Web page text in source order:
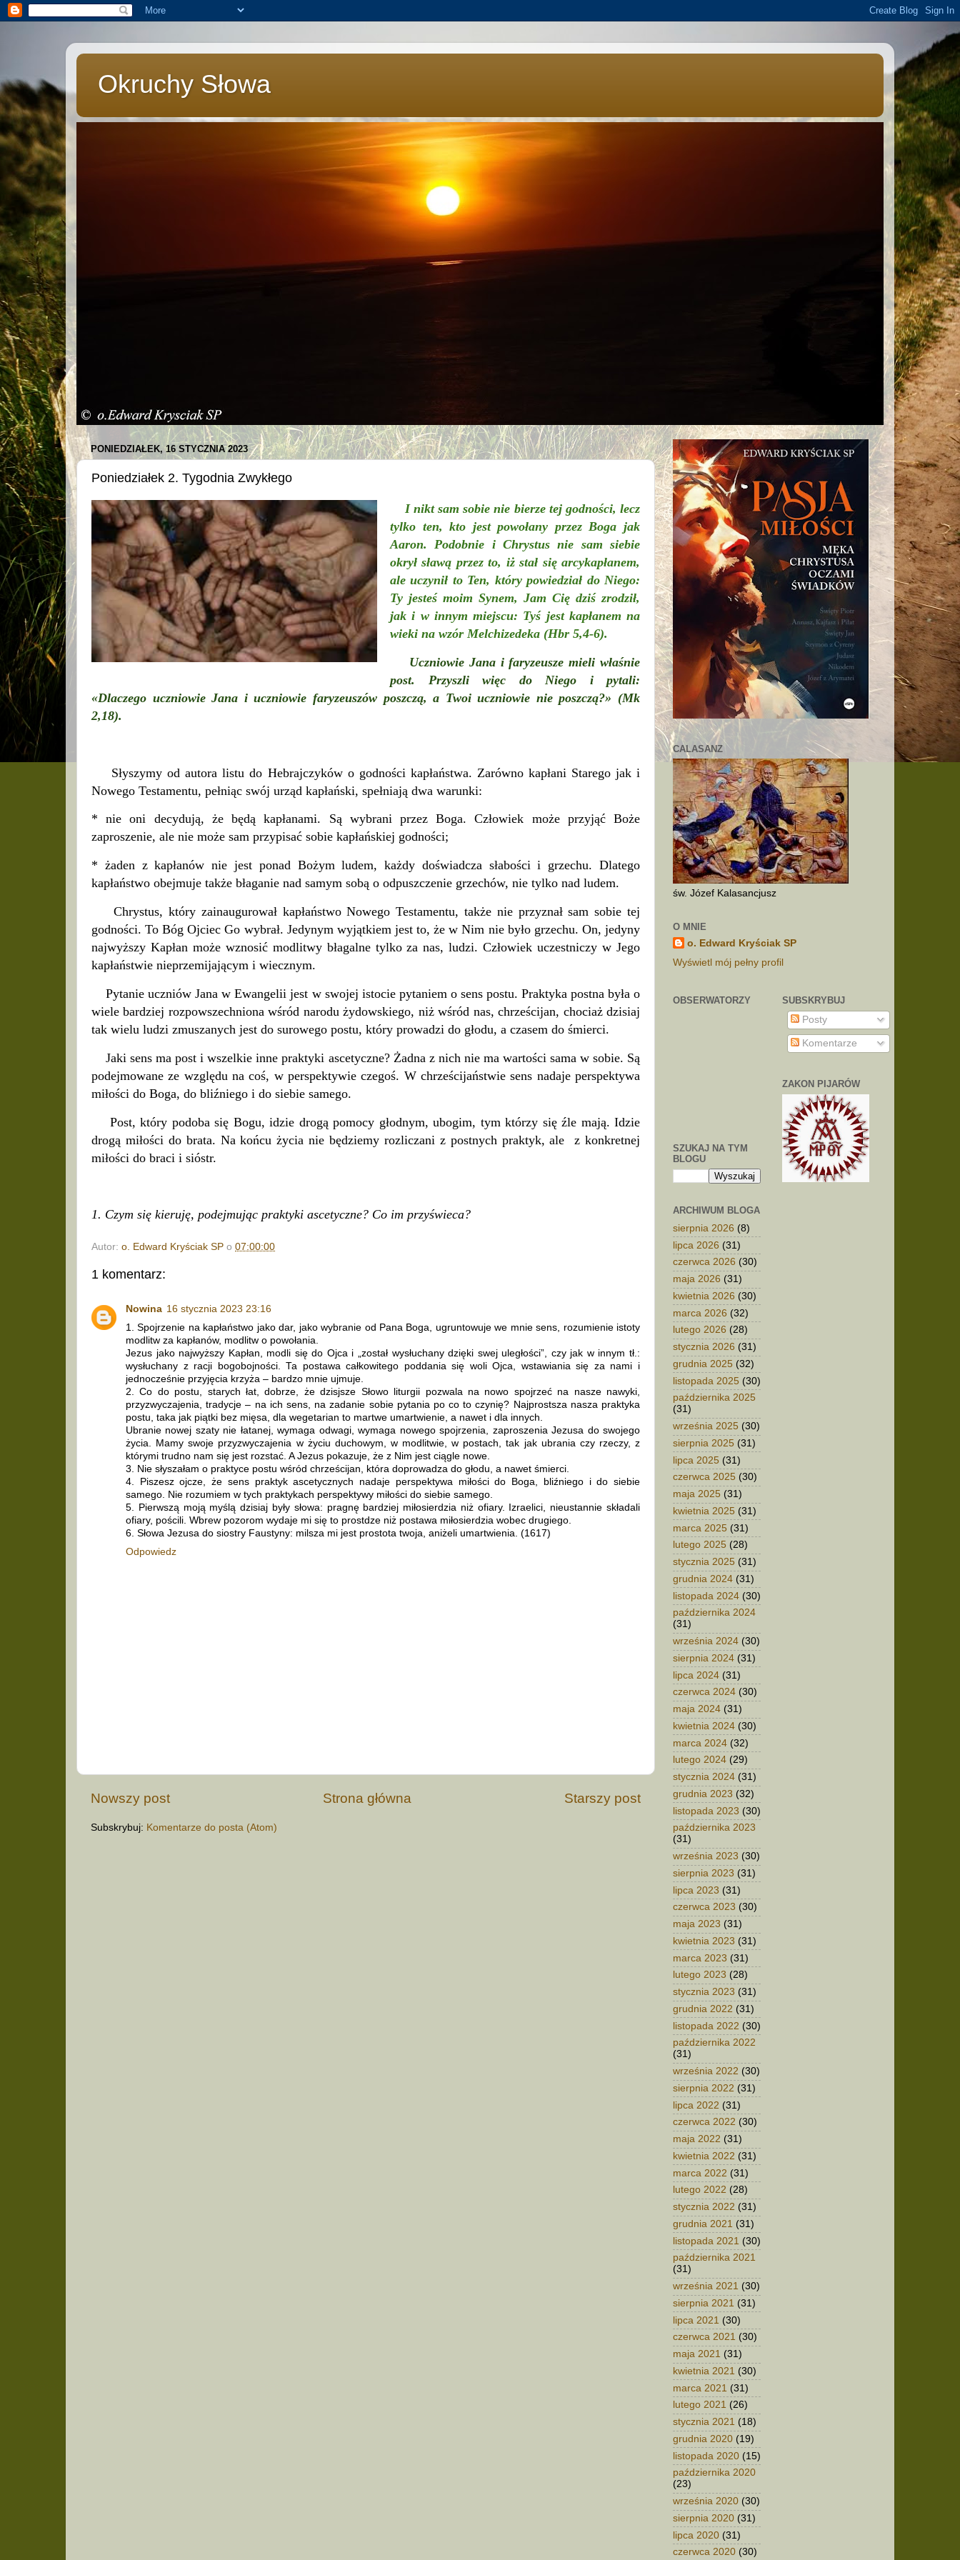
Okruchy Słowa
PONIEDZIAŁEK, 16 STYCZNIA 2023
Poniedziałek 2. Tygodnia Zwykłego
I nikt sam sobie nie bierze tej godności, lecz
tylko ten, kto jest powołany przez Boga jak
Aaron. Podobnie i Chrystus nie sam siebie
okrył sławą przez to, iż stał się arcykapłanem,
ale uczynił to Ten, który powiedział do Niego:
Ty jesteś moim Synem, Jam Cię dziś zrodził,
jak i w innym miejscu: Tyś jest kapłanem na
wieki na wzór Melchizedeka (Hbr 5,4-6).
Uczniowie Jana i faryzeusze mieli właśnie
post. Przyszli więc do Niego i pytali:
«Dlaczego uczniowie Jana i uczniowie faryzeuszów poszczą, a Twoi uczniowie nie poszczą?» (Mk
2,18).
Słyszymy od autora listu do Hebrajczyków o godności kapłaństwa. Zarówno kapłani Starego jak i
Nowego Testamentu, pełniąc swój urząd kapłański, spełniają dwa warunki:
* nie oni decydują, że będą kapłanami. Są wybrani przez Boga. Człowiek może przyjąć Boże
zaproszenie, ale nie może sam przypisać sobie kapłańskiej godności;
* żaden z kapłanów nie jest ponad Bożym ludem, każdy doświadcza słabości i grzechu. Dlatego
kapłaństwo obejmuje także błaganie nad samym sobą o odpuszczenie grzechów, nie tylko nad ludem.
Chrystus, który zainaugurował kapłaństwo Nowego Testamentu, także nie przyznał sam sobie tej
godności. To Bóg Ojciec Go wybrał. Jedynym wyjątkiem jest to, że w Nim nie było grzechu. On, jedyny
najwyższy Kapłan może wznosić modlitwy błagalne tylko za nas, ludzi. Człowiek uczestniczy w Jego
kapłaństwie nieprzemijającym i wiecznym.
Pytanie uczniów Jana w Ewangelii jest w swojej istocie pytaniem o sens postu. Praktyka postna była o
wiele bardziej rozpowszechniona wśród narodu żydowskiego, niż wśród nas, chrześcijan, chociaż dzisiaj
tak wielu ludzi zmuszanych jest do surowego postu, który prowadzi do głodu, a czasem do śmierci.
Jaki sens ma post i wszelkie inne praktyki ascetyczne? Żadna z nich nie ma wartości sama w sobie. Są
podejmowane ze względu na coś, w perspektywie czegoś. W chrześcijaństwie sens nadaje perspektywa
miłości do Boga, do bliźniego i do siebie samego.
Post, który podoba się Bogu, idzie drogą pomocy głodnym, ubogim, tym którzy się źle mają. Idzie
drogą miłości do brata. Na końcu życia nie będziemy rozliczani z postnych praktyk, ale z konkretnej
miłości do braci i sióstr.
1. Czym się kieruję, podejmując praktyki ascetyczne? Co im przyświeca?
Autor: o. Edward Kryściak SP o 07:00:00
1 komentarz:
Nowina 16 stycznia 2023 23:16
1. Spojrzenie na kapłaństwo jako dar, jako wybranie od Pana Boga, ugruntowuje we mnie sens, rozumienie istoty
modlitw za kapłanów, modlitw o powołania.
Jezus jako najwyższy Kapłan, modli się do Ojca i „został wysłuchany dzięki swej uległości”, czy jak w innym tł.:
wysłuchany z racji bogobojności. Ta postawa całkowitego poddania się woli Ojca, wstawiania się za nami i
jednocześnie przyjęcia krzyża – bardzo mnie ujmuje.
2. Co do postu, starych łat, dobrze, że dzisjsze Słowo liturgii pozwala na nowo spojrzeć na nasze nawyki,
przyzwyczajenia, tradycje – na ich sens, na zadanie sobie pytania po co to czynię? Najprostsza nasza praktyka
postu, taka jak piątki bez mięsa, dla wegetarian to martwe umartwienie, a nawet i dla innych.
Ubranie nowej szaty nie łatanej, wymaga odwagi, wymaga nowego spojrzenia, zaproszenia Jezusa do swojego
życia. Mamy swoje przyzwyczajenia w życiu duchowym, w modlitwie, w postach, tak jak ubrania czy rzeczy, z
którymi trudno nam się jest rozstać. A Jezus pokazuje, że z Nim jest ciągle nowe.
3. Nie słyszałam o praktyce postu wśród chrześcijan, która doprowadza do głodu, a nawet śmierci.
4. Piszesz ojcze, że sens praktyk ascetycznych nadaje perspektywa miłości do Boga, bliźniego i do siebie
samego. Nie rozumiem w tych praktykach perspektywy miłości do siebie samego.
5. Pierwszą moją myślą dzisiaj były słowa: pragnę bardziej miłosierdzia niż ofiary. Izraelici, nieustannie składali
ofiary, pościli. Wbrew pozorom wydaje mi się to prostdze niż postawa miłosierdzia wobec drugiego.
6. Słowa Jezusa do siostry Faustyny: milsza mi jest prostota twoja, aniżeli umartwienia. (1617)
Odpowiedz
Nowszy post Starszy post
Strona główna
Subskrybuj: Komentarze do posta (Atom)
CALASANZ
św. Józef Kalasancjusz
O MNIE
o. Edward Kryściak SP
Wyświetl mój pełny profil
OBSERWATORZY
SZUKAJ NA TYM
BLOGU
ARCHIWUM BLOGA
sierpnia 2026 (8)
lipca 2026 (31)
czerwca 2026 (30)
maja 2026 (31)
kwietnia 2026 (30)
marca 2026 (32)
lutego 2026 (28)
stycznia 2026 (31)
grudnia 2025 (32)
listopada 2025 (30)
października 2025
(31)
września 2025 (30)
sierpnia 2025 (31)
lipca 2025 (31)
czerwca 2025 (30)
maja 2025 (31)
kwietnia 2025 (31)
marca 2025 (31)
lutego 2025 (28)
stycznia 2025 (31)
grudnia 2024 (31)
listopada 2024 (30)
października 2024
(31)
września 2024 (30)
sierpnia 2024 (31)
lipca 2024 (31)
czerwca 2024 (30)
maja 2024 (31)
kwietnia 2024 (30)
marca 2024 (32)
lutego 2024 (29)
stycznia 2024 (31)
grudnia 2023 (32)
listopada 2023 (30)
października 2023
(31)
września 2023 (30)
sierpnia 2023 (31)
lipca 2023 (31)
czerwca 2023 (30)
maja 2023 (31)
kwietnia 2023 (31)
marca 2023 (31)
lutego 2023 (28)
stycznia 2023 (31)
grudnia 2022 (31)
listopada 2022 (30)
października 2022
(31)
września 2022 (30)
sierpnia 2022 (31)
lipca 2022 (31)
czerwca 2022 (30)
maja 2022 (31)
kwietnia 2022 (31)
marca 2022 (31)
lutego 2022 (28)
stycznia 2022 (31)
grudnia 2021 (31)
listopada 2021 (30)
października 2021
(31)
września 2021 (30)
sierpnia 2021 (31)
lipca 2021 (30)
czerwca 2021 (30)
maja 2021 (31)
kwietnia 2021 (30)
marca 2021 (31)
lutego 2021 (26)
stycznia 2021 (18)
grudnia 2020 (19)
listopada 2020 (15)
października 2020
(23)
września 2020 (30)
sierpnia 2020 (31)
lipca 2020 (31)
czerwca 2020 (30)
SUBSKRYBUJ
Posty
Komentarze
ZAKON PIJARÓW